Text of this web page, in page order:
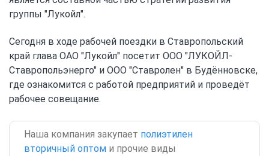
группы "Лукойл".
Сегодня в ходе рабочей поездки в Ставропольский
край глава ОАО "Лукойл" посетит ООО "ЛУКОЙЛ-
Ставропольэнерго" и ООО "Ставролен" в Будённовске,
где ознакомится с работой предприятий и проведёт
рабочее совещание.
Наша компания закупает полиэтилен
вторичный оптом и прочие виды